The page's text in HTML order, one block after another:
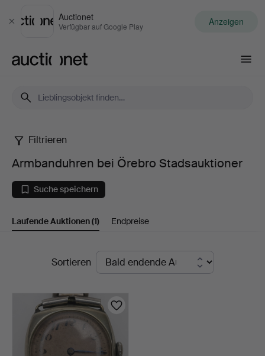
Schließen
Auctionet
Verfügbar auf Google Play Anzeigen
Armbanduhren
bei
Örebro
Stadsauktioner
Filtrieren
Armbanduhren bei Örebro Stadsauktioner
Suche speichern
Laufende Auktionen(1) Endpreise
LaufendeSortieren